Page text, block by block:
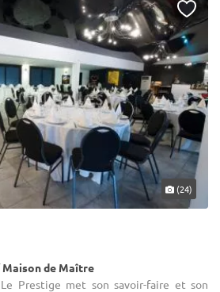
(24)
Maison de Maître
Prestige met son savoir-faire et son